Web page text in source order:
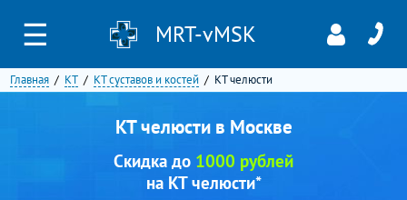
☰ MRT-vMSK
Главная КТ КТ суставов и костей КТ челюсти
КТ челюсти в Москве
Скидка до 1000 рублей
на КТ челюсти*